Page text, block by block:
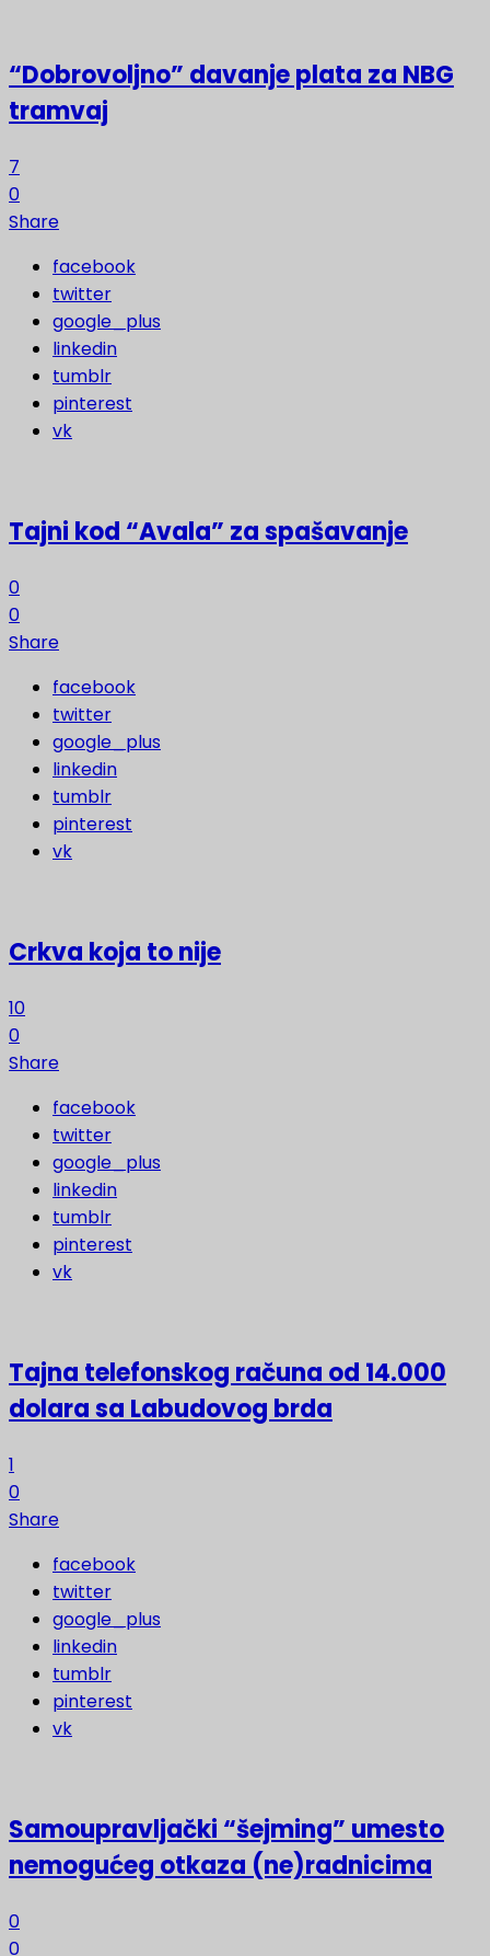
“Dobrovoljno” davanje plata za NBG
tramvaj
7
0
Share
facebook
twitter
google_plus
linkedin
tumblr
pinterest
vk
Tajni kod “Avala” za spašavanje
0
0
Share
facebook
twitter
google_plus
linkedin
tumblr
pinterest
vk
Crkva koja to nije
10
0
Share
facebook
twitter
google_plus
linkedin
tumblr
pinterest
vk
Tajna telefonskog računa od 14.000
dolara sa Labudovog brda
1
0
Share
facebook
twitter
google_plus
linkedin
tumblr
pinterest
vk
Samoupravljački “šejming” umesto
nemogućeg otkaza (ne)radnicima
0
0